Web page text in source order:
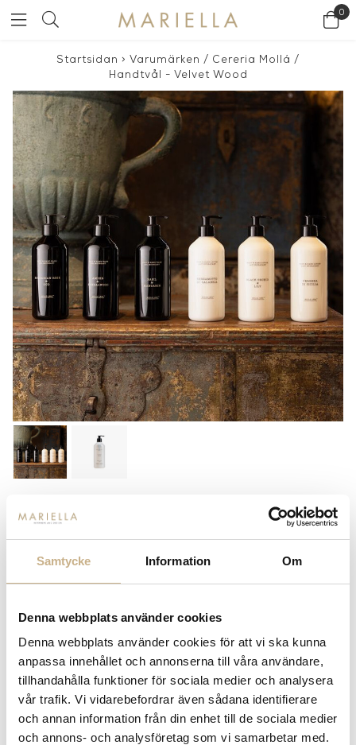
Samtycke Information Om
Denna webbplats använder cookies
Denna webbplats använder cookies för att vi ska kunna
anpassa innehållet och annonserna till våra användare,
tillhandahålla funktioner för sociala medier och analysera
vår trafik. Vi vidarebefordrar även sådana identifierare
och annan information från din enhet till de sociala medier
och annons- och analysföretag som vi samarbetar med.
0
Startsidan > Varumärken / Cereria Mollá /
Handtvål - Velvet Wood
HANDTVÅL - VELVET WOOD
249kr
Lagerstatus: I lager
14 dagars returrätt på lagervaror. Läs mer
Leverans inom 3-5 arbetsdagar på lagervaror
Få10% välkomstrabattnär du registrerar dig för vårt
nyhetsbrev
Fri frakt på mindra varor vid köp över 1000:-